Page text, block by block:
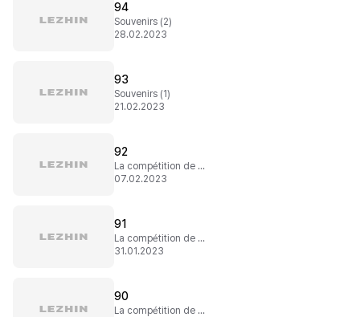
94
Souvenirs (2)
28.02.2023
93
Souvenirs (1)
21.02.2023
92
La compétition de chasse (4)
07.02.2023
91
La compétition de chasse (3)
31.01.2023
90
La compétition de chasse (2)